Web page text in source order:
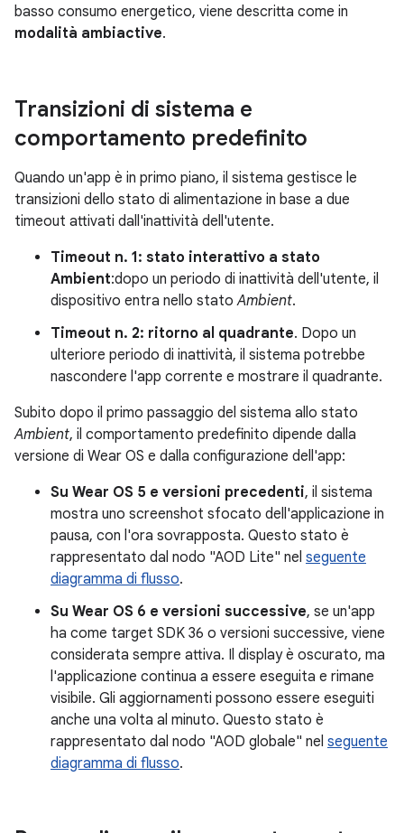
basso consumo energetico, viene descritta come in
modalità ambiactive.
Transizioni di sistema e
comportamento predefinito
Quando un'app è in primo piano, il sistema gestisce le
transizioni dello stato di alimentazione in base a due
timeout attivati dall'inattività dell'utente.
Timeout n. 1: stato interattivo a stato
Ambient:dopo un periodo di inattività dell'utente, il
dispositivo entra nello statoAmbient.
Timeout n. 2: ritorno al quadrante. Dopo un
ulteriore periodo di inattività, il sistema potrebbe
nascondere l'app corrente e mostrare il quadrante.
Subito dopo il primo passaggio del sistema allo stato
Ambient, il comportamento predefinito dipende dalla
versione di Wear OS e dalla configurazione dell'app:
Su Wear OS 5 e versioni precedenti, il sistema
mostra uno screenshot sfocato dell'applicazione in
pausa, con l'ora sovrapposta. Questo stato è
rappresentato dal nodo "AOD Lite" nel seguente
diagramma di flusso.
Su Wear OS 6 e versioni successive, se un'app
ha come target SDK 36 o versioni successive, viene
considerata sempre attiva. Il display è oscurato, ma
l'applicazione continua a essere eseguita e rimane
visibile. Gli aggiornamenti possono essere eseguiti
anche una volta al minuto. Questo stato è
rappresentato dal nodo "AOD globale" nel seguente
diagramma di flusso.